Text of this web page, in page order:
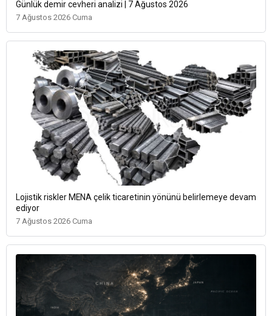
Günlük demir cevheri analizi | 7 Ağustos 2026
7 Ağustos 2026 Cuma
Lojistik riskler MENA çelik ticaretinin yönünü belirlemeye devam
ediyor
7 Ağustos 2026 Cuma